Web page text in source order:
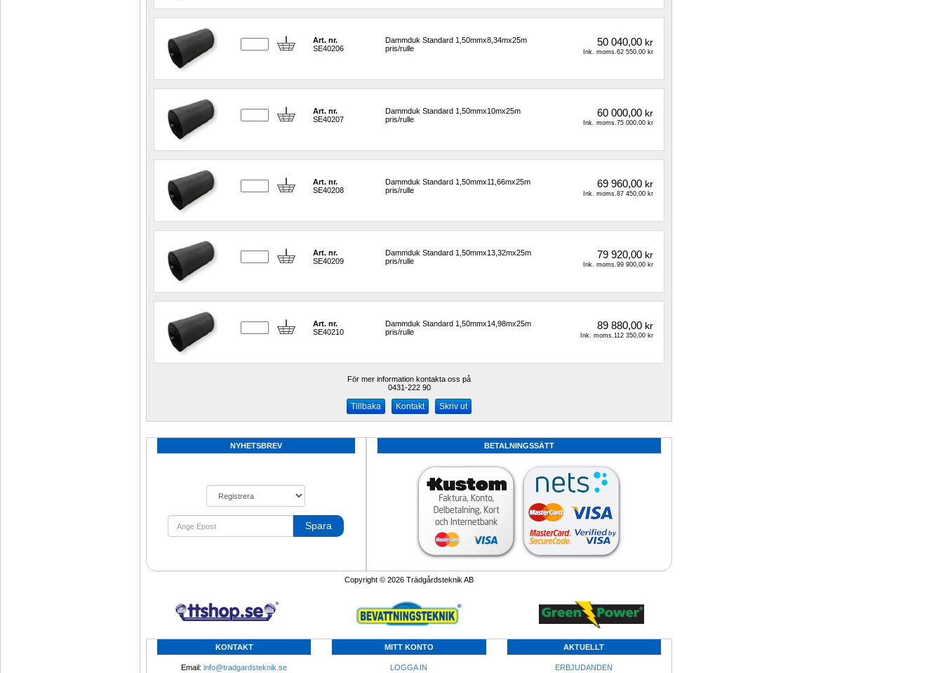
Art. nr.
SE40206
Dammduk Standard 1,50mmx8,34mx25m
pris/rulle
50 040,00kr
Ink. moms.62 550,00 kr
Art. nr.
SE40207
Dammduk Standard 1,50mmx10mx25m
pris/rulle
60 000,00kr
Ink. moms.75 000,00 kr
Art. nr.
SE40208
Dammduk Standard 1,50mmx11,66mx25m
pris/rulle
69 960,00kr
Ink. moms.87 450,00 kr
Art. nr.
SE40209
Dammduk Standard 1,50mmx13,32mx25m
pris/rulle
79 920,00kr
Ink. moms.99 900,00 kr
Art. nr.
SE40210
Dammduk Standard 1,50mmx14,98mx25m
pris/rulle
89 880,00kr
Ink. moms.112 350,00 kr
För mer information kontakta oss på
0431-222 90
Kontakt Skriv ut
NYHETSBREV
Spara
BETALNINGSSÄTT
Copyright © 2026 Trädgårdsteknik AB
KONTAKT
Email: info@tradgardsteknik.se
MITT KONTO
LOGGA IN
AKTUELLT
ERBJUDANDEN